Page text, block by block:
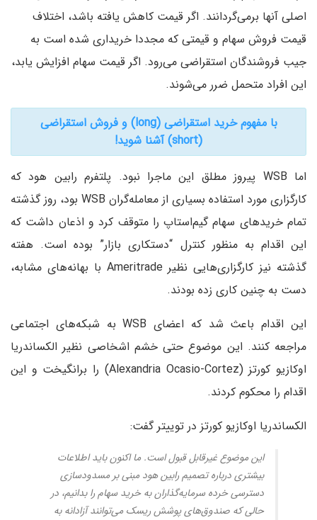
اصلی آنها برمی‌گردانند. اگر قیمت کاهش یافته باشد، اختلاف
قیمت فروش سهام و قیمتی که مجددا خریداری شده است به
جیب فروشندگان استقراضی می‌رود. اگر قیمت سهام افزایش یابد،
این افراد متحمل ضرر می‌شوند.
با مفهوم خرید استقراضی (long) و فروش استقراضی
(short) آشنا شوید!
اما WSB پیروز مطلق این ماجرا نبود. پلتفرم رابین هود که
کارگزاری مورد استفاده بسیاری از معامله‌گران WSB بود، روز گذشته
تمام خریدهای سهام گیم‌استاپ را متوقف کرد و اذعان داشت که
این اقدام به منظور کنترل “دستکاری بازار” بوده است. هفته
گذشته نیز کارگزاری‌هایی نظیر Ameritrade با بهانه‌های مشابه،
دست به چنین کاری زده بودند.
این اقدام باعث شد که اعضای WSB به شبکه‌های اجتماعی
مراجعه کنند. این موضوع حتی خشم اشخاصی نظیر الکساندریا
اوکازیو کورتز (Alexandria Ocasio-Cortez) را برانگیخت و این
اقدام را محکوم کردند.
الکساندریا اوکازیو کورتز در توییتر گفت:
این موضوع غیرقابل قبول است. ما اکنون باید اطلاعات
بیشتری درباره تصمیم رابین هود مبنی بر مسدودسازی
دسترسی خرده سرمایه‌گذاران به خرید سهام را بدانیم، در
حالی که صندوق‌های پوشش ریسک می‌توانند آزادانه به